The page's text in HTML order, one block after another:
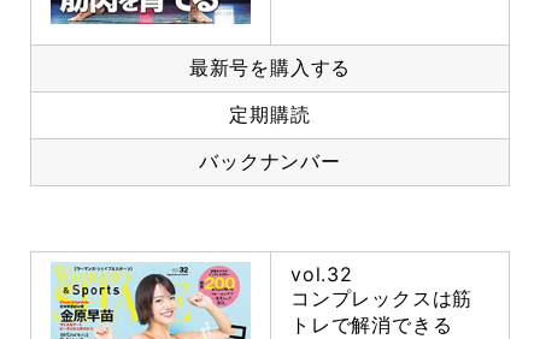
最新号を購入する
定期購読
バックナンバー
vol.32
コンプレックスは筋
トレで解消できる